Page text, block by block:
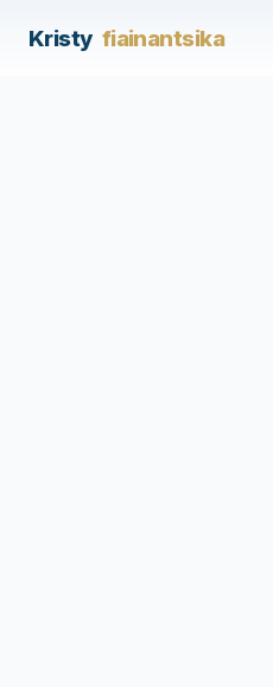
Kristy fiainantsika